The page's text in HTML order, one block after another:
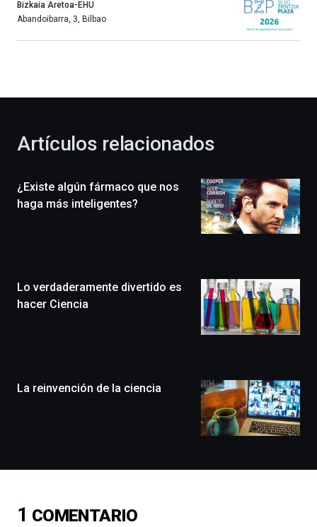
año
más,
celebración
novena
edición
un
festival
monólogos,
de
16
Bizkaia Aretoa-EHU
Abandoibarra, 3 Bilbao
Artículos relacionados
¿Existe algún fármaco que nos
haga más inteligentes?
Lo verdaderamente divertido es
hacer Ciencia
La reinvención de la ciencia
1 COMENTARIO